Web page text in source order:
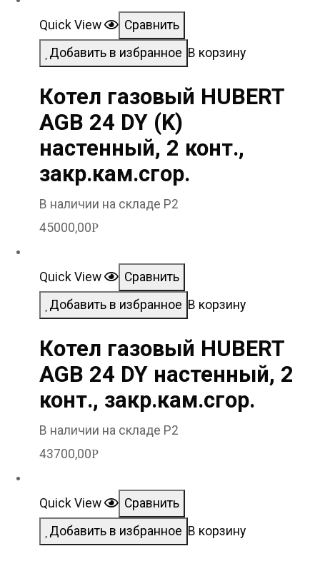
Quick View
Сравнить
Добавить в избранное В корзину
Котел газовый HUBERT
AGB 24 DY (K)
настенный, 2 конт.,
закр.кам.сгор.
В наличии на складе Р2
45000,00Р
Quick View
Сравнить
Добавить в избранное В корзину
Котел газовый HUBERT
AGB 24 DY настенный, 2
конт., закр.кам.сгор.
В наличии на складе Р2
43700,00Р
Quick View
Сравнить
Добавить в избранное В корзину